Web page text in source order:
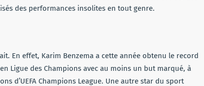
des performances insolites en tout genre.
En effet, Karim Benzema a cette année obtenu le record
Ligue des Champions avec au moins un but marqué, à
d’UEFA Champions League. Une autre star du sport